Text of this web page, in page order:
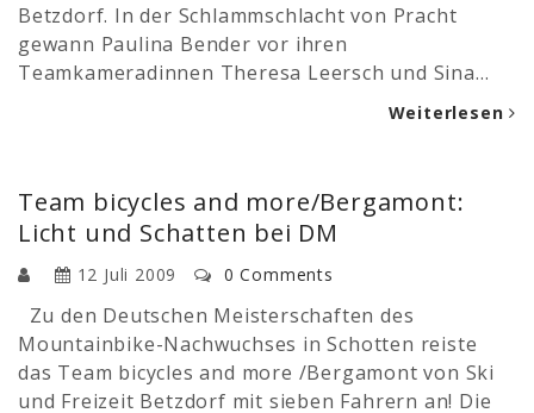
Betzdorf. In der Schlammschlacht von Pracht
gewann Paulina Bender vor ihren
Teamkameradinnen Theresa Leersch und Sina…
Weiterlesen
Team bicycles and more/Bergamont:
Licht und Schatten bei DM
12 Juli 2009 0 Comments
Zu den Deutschen Meisterschaften des
Mountainbike-Nachwuchses in Schotten reiste
das Team bicycles and more /Bergamont von Ski
und Freizeit Betzdorf mit sieben Fahrern an! Die